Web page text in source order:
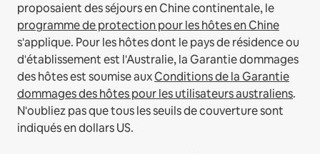
proposaient des séjours en Chine continentale, le
programme de protection pour les hôtes en Chine
s'applique. Pour les hôtes dont le pays de résidence ou
d'établissement est l'Australie, la Garantie dommages
des hôtes est soumise auxConditions de la Garantie
dommages des hôtes pour les utilisateurs australiens.
N'oubliez pas que tous les seuils de couverture sont
indiqués en dollars US.